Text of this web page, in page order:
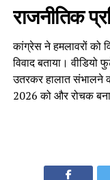
राजनीतिक
कांग्रेस ने हमलावरों को
विवाद बताया।
उतरकर हालात संभालने
2026 को और रोचक बना